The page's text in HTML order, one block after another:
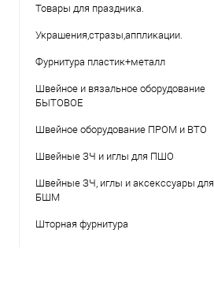
Товары для праздника.
Украшения,стразы,аппликации.
Фурнитура пластик+металл
Швейное и вязальное оборудование
БЫТОВОЕ
Швейное оборудование ПРОМ и ВТО
Швейные ЗЧ и иглы для ПШО
Швейные ЗЧ, иглы и аксекссуары для
БШМ
Шторная фурнитура